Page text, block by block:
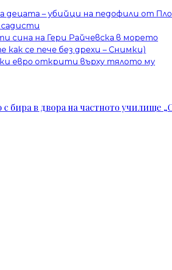
децата – убийци на педофили от
сина на Гери Райчевска в морето
се пече без дрехи – Снимки)
евро открити върху тялото му
в двора на частното училище